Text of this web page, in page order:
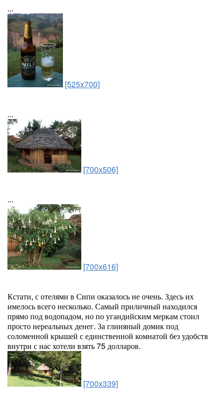
...
[525x700]
...
[700x506]
...
[700x616]
Кстати, с отелями в Сипи оказалось не очень. Здесь их
имелось всего несколько. Самый приличный находился
прямо под водопадом, но по угандийским меркам стоил
просто нереальных денег. За глиняный домик под
соломенной крышей с единственной комнатой без удобств
внутри с нас хотели взять 75 долларов.
[700x339]